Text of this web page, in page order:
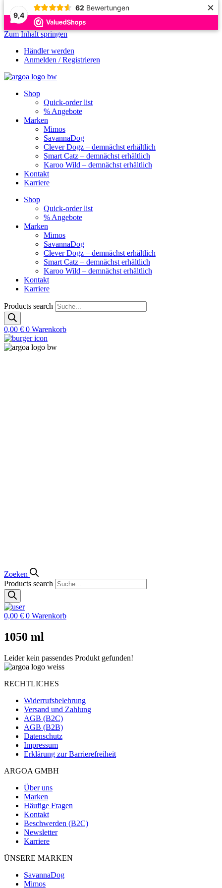
9,4
62 Bewertungen ×
Zum Inhalt springen
Händler werden
Anmelden / Registrieren
Shop
Quick-order list
% Angebote
Marken
Mimos
SavannaDog
Clever Dogz – demnächst erhältlich
Smart Catz – demnächst erhältlich
Karoo Wild – demnächst erhältlich
Kontakt
Karriere
Shop
Quick-order list
% Angebote
Marken
Mimos
SavannaDog
Clever Dogz – demnächst erhältlich
Smart Catz – demnächst erhältlich
Karoo Wild – demnächst erhältlich
Kontakt
Karriere
Products search
0,00 € 0 Warenkorb
Zoeken
Products search
0,00 € 0 Warenkorb
1050 ml
Leider kein passendes Produkt gefunden!
RECHTLICHES
Widerrufsbelehrung
Versand und Zahlung
AGB (B2C)
AGB (B2B)
Datenschutz
Impressum
Erklärung zur Barrierefreiheit
ARGOA GMBH
Über uns
Marken
Häufige Fragen
Kontakt
Beschwerden (B2C)
Newsletter
Karriere
ÜNSERE MARKEN
SavannaDog
Mimos